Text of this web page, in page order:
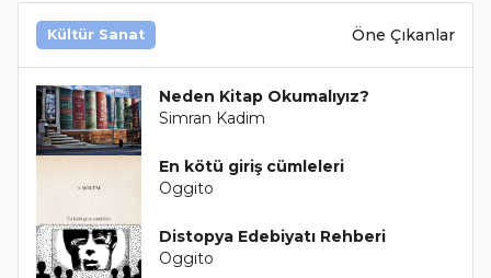
Kültür Sanat Öne Çıkanlar
Neden Kitap Okumalıyız?
Simran Kadim
En kötü giriş cümleleri
Oggito
Distopya Edebiyatı Rehberi
Oggito